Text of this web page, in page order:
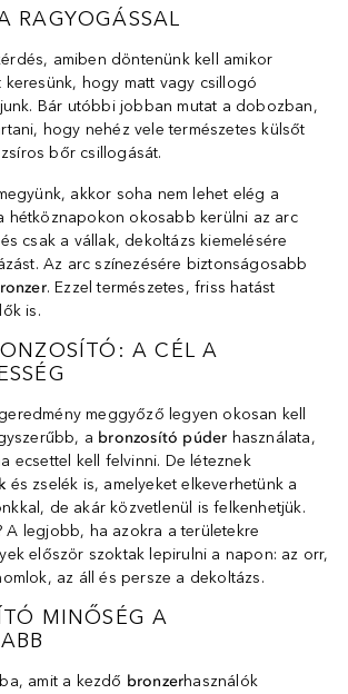
RAGYOGÁSSAL
amiben döntenünk kell amikor
keresünk, hogy matt vagy csillogó
Bár utóbbi jobban mutat a dobozban,
hogy nehéz vele természetes külsőt
bőr csillogását.
akkor soha nem lehet elég a
hétköznapokon okosabb kerülni az arc
csak a vállak, dekoltázs kiemelésére
Az arc színezésére biztonságosabb
. Ezzel természetes, friss hatást
is.
A CÉL A
meggyőző legyen okosan kell
a bronzosító púder használata,
ecsettel kell felvinni. De léteznek
és zselék is, amelyeket elkeverhetünk a
de akár közvetlenül is felkenhetjük.
A legjobb, ha azokra a területekre
először szoktak lepirulni a napon: az orr,
az áll és persze a dekoltázs.
MINŐSÉG A
amit a kezdő bronzerhasználók